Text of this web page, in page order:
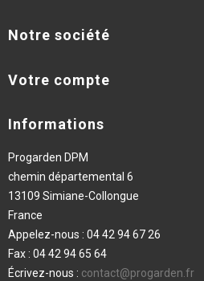
Notre société
Votre compte
Informations
Progarden DPM
chemin départemental 6
13109 Simiane-Collongue
France
Appelez-nous : 04 42 94 67 26
Fax : 04 42 94 65 64
Écrivez-nous : contact@progarden.fr